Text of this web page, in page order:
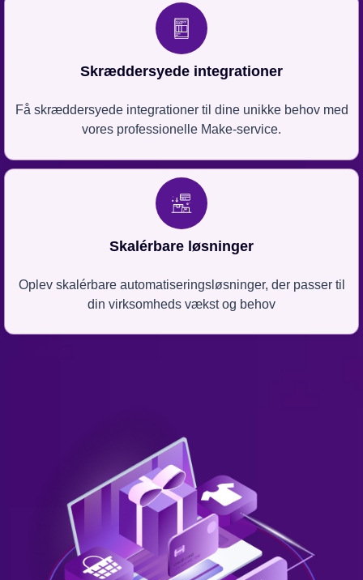
Skræddersyede integrationer
Få skræddersyede integrationer til dine unikke behov med
vores professionelle Make-service.
Skalérbare løsninger
Oplev skalérbare automatiseringsløsninger, der passer til
din virksomheds vækst og behov